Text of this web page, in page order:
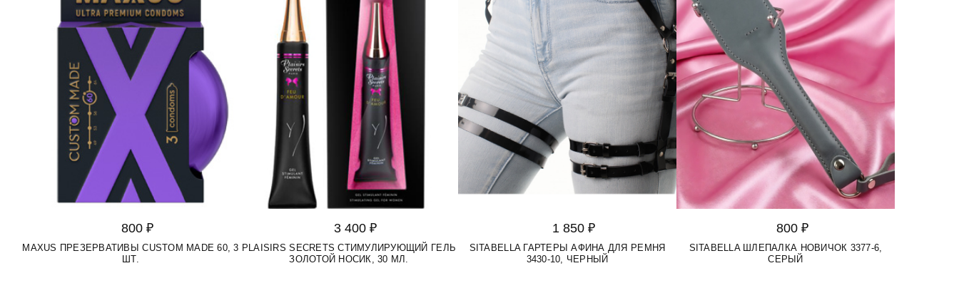
800 ₽
MAXUS ПРЕЗЕРВАТИВЫ CUSTOM MADE 60, 3
ШТ.
3 400 ₽
PLAISIRS SECRETS СТИМУЛИРУЮЩИЙ ГЕЛЬ
ЗОЛОТОЙ НОСИК, 30 МЛ.
1 850 ₽
SITABELLA ГАРТЕРЫ АФИНА ДЛЯ РЕМНЯ
3430-10, ЧЕРНЫЙ
800 ₽
SITABELLA ШЛЕПАЛКА НОВИЧОК 3377-6,
СЕРЫЙ